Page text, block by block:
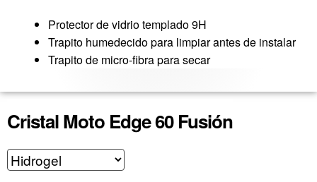
Protector devidriotemplado 9H
Trapito humedecido para limpiar antes de instalar
Trapito de micro-fibra para secar
Cristal Moto Edge 60 Fusión